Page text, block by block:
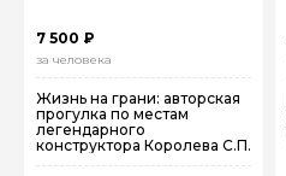
7 500 ₽
за человека
Жизнь на грани: авторская
прогулка по местам
легендарного
конструктора Королева С.П.